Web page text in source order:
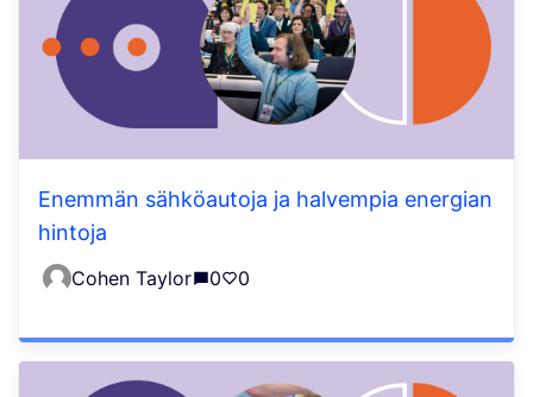
Enemmän sähköautoja ja halvempia energian
hintoja
Cohen Taylor 0 0